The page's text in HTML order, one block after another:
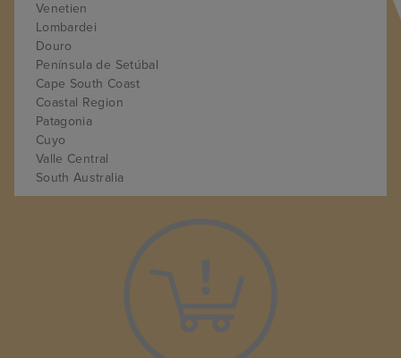
Venetien
Lombardei
Douro
Península de Setúbal
Cape South Coast
Coastal Region
Patagonia
Cuyo
Valle Central
South Australia
Wairarapa-Martinborough